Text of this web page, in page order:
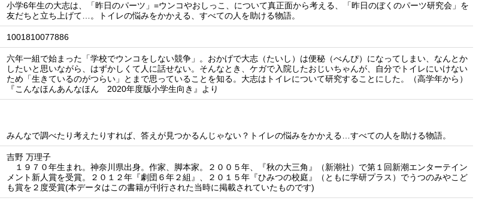
小学6年生の大志は、「昨日のパーツ」=ウンコやおしっこ、について真正面から考える、「昨日のぼくのパーツ研究会」を
友だちと立ち上げて…。トイレの悩みをかかえる、すべての人を助ける物語。
1001810077886
六年一組で始まった「学校でウンコをしない競争」。おかげで大志（たいし）は便秘（べんぴ）になってしまい、なんとか
したいと思いながら、はずかしくて人に話せない。そんなとき、ケガで入院したおじいちゃんが、自分でトイレにいけない
ため「生きているのがつらい」とまで思っていることを知る。大志はトイレについて研究することにした。（高学年から）
『こんなほんあんなほん 2020年度版小学生向き』より
みんなで調べたり考えたりすれば、答えが見つかるんじゃない？トイレの悩みをかかえる…すべての人を助ける物語。
吉野 万理子
１９７０年生まれ。神奈川県出身。作家、脚本家。２００５年、『秋の大三角』（新潮社）で第１回新潮エンターテイン
メント新人賞を受賞。２０１２年『劇団６年２組』、２０１５年『ひみつの校庭』（ともに学研プラス）でうつのみやこど
も賞を２度受賞(本データはこの書籍が刊行された当時に掲載されていたものです)